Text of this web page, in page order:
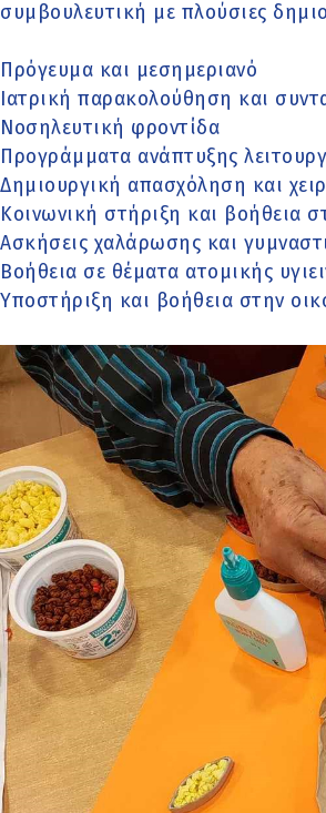
συμβουλευτική με πλούσιες
Πρόγευμα και μεσημεριανό
Ιατρική παρακολούθηση και
Νοσηλευτική φροντίδα
Προγράμματα ανάπτυξης
Δημιουργική απασχόληση και
Κοινωνική στήριξη και βοήθεια
Ασκήσεις χαλάρωσης και
Βοήθεια σε θέματα ατομικής
Υποστήριξη και βοήθεια στην